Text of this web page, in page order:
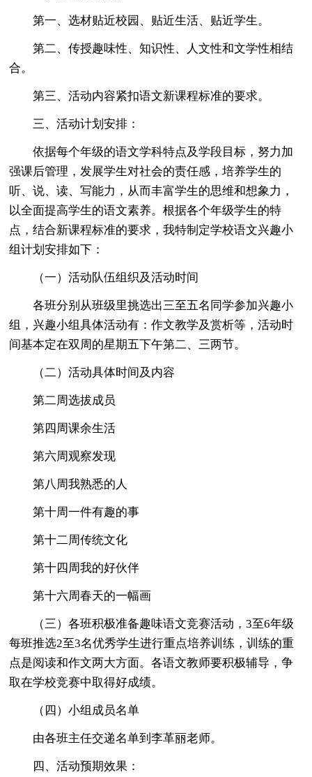
第一、选材贴近校园、贴近生活、贴近学生。
第二、传授趣味性、知识性、人文性和文学性相结
合。
第三、活动内容紧扣语文新课程标准的要求。
三、活动计划安排：
依据每个年级的语文学科特点及学段目标，努力加
强课后管理，发展学生对社会的责任感，培养学生的
听、说、读、写能力，从而丰富学生的思维和想象力，
以全面提高学生的语文素养。根据各个年级学生的特
点，结合新课程标准的要求，我特制定学校语文兴趣小
组计划安排如下：
（一）活动队伍组织及活动时间
各班分别从班级里挑选出三至五名同学参加兴趣小
组，兴趣小组具体活动有：作文教学及赏析等，活动时
间基本定在双周的星期五下午第二、三两节。
（二）活动具体时间及内容
第二周选拔成员
第四周课余生活
第六周观察发现
第八周我熟悉的人
第十周一件有趣的事
第十二周传统文化
第十四周我的好伙伴
第十六周春天的一幅画
（三）各班积极准备趣味语文竞赛活动，3至6年级
每班推选2至3名优秀学生进行重点培养训练，训练的重
点是阅读和作文两大方面。各语文教师要积极辅导，争
取在学校竞赛中取得好成绩。
（四）小组成员名单
由各班主任交递名单到李革丽老师。
四、活动预期效果：